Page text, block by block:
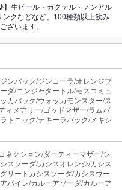
】生ビール・カクテル・ノンアル
クなどなど、100種類以上飲み
ざいます。
ンバック/ジンコーラ/オレンジブ
ダ/ニンジャタートル/モスコミュ
カバック/ウォッカモンスター/ス
ィメアリー/ゴッドマザー/ラムバ
トニック/テキーラバック/メキシ
ネクション/ダーティーマザー/シ
スソーダ/カシスオレンジ/カシス
リートカシスソーダ/カシスウー
パイン/カルーアソーダ/カルーア